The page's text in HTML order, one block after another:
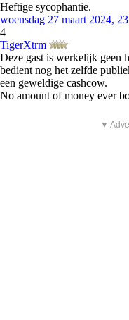
Heftige sycophantie.
woensdag 27 maart 2024,
4
TigerXtrm
Deze gast is werkelijk geen
bedient nog het zelfde
een geweldige cashcow.
No amount of money ever
▼